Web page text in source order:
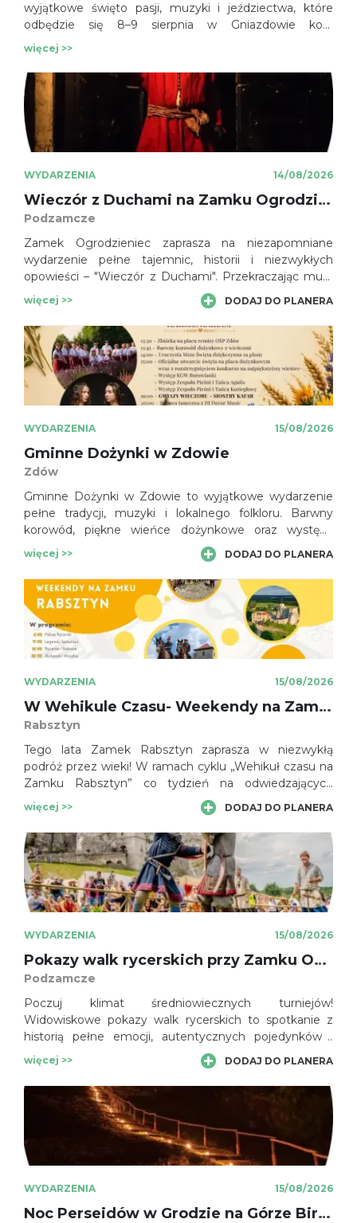
wyjątkowe święto pasji, muzyki i jeździectwa, które
odbędzie się 8–9 sierpnia w Gniazdowie koło
Koziegłów. Na uczestników czekają widowiskowe
pokazy konne, koncerty, zawody, parada jeździecka,
atrakcje dla rodzin oraz moc emocji w rytmie country.
więcej >>
WYDARZENIA 14/08/2026
Wieczór z Duchami na Zamku Ogrodzieniec
Podzamcze
Zamek Ogrodzieniec zaprasza na niezapomniane
wydarzenie pełne tajemnic, historii i niezwykłych
opowieści – "Wieczór z Duchami". Przekraczając mury
zamku, uczestnicy wkroczą w świat legend i dawnych
czasów, gdzie czekają na nich duchy minionych
wieków. To emocjonująca podróż pośród mrocznych
korytarzy i intrygujących zamkowych historii, które
przyprawiają o dreszcze.
więcej >> DODAJ DO PLANERA
WYDARZENIA 15/08/2026
Gminne Dożynki w Zdowie
Zdów
Gminne Dożynki w Zdowie to wyjątkowe wydarzenie
pełne tradycji, muzyki i lokalnego folkloru. Barwny
korowód, piękne wieńce dożynkowe oraz występy
artystyczne pokazują bogactwo kultury i zwyczajów
regionu.
więcej >> DODAJ DO PLANERA
WYDARZENIA 15/08/2026
W Wehikule Czasu- Weekendy na Zamku Rabsztyn
Rabsztyn
Tego lata Zamek Rabsztyn zaprasza w niezwykłą
podróż przez wieki! W ramach cyklu „Wehikuł czasu na
Zamku Rabsztyn” co tydzień na odwiedzających
czekają nowe historyczne widowiska, pokazy rycerskie i
wyjątkowe spotkania z przeszłością.
więcej >> DODAJ DO PLANERA
WYDARZENIA 15/08/2026
Pokazy walk rycerskich przy Zamku Ogrodzieniec
Podzamcze
Poczuj klimat średniowiecznych turniejów!
Widowiskowe pokazy walk rycerskich to spotkanie z
historią pełne emocji, autentycznych pojedynków i
średniowiecznych tradycji. To atrakcja, która zachwyci
zarówno miłośników historii, jak i całe rodziny.
więcej >> DODAJ DO PLANERA
WYDARZENIA 15/08/2026
Noc Perseidów w Grodzie na Górze Birów